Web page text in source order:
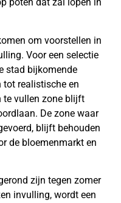
poten dat zal lopen in
om voorstellen in
Voor een selectie
stad bijkomende
tot realistische en
te vullen zone blijft
De zone waar
blijft behouden
de bloemenmarkt en
zijn tegen zomer
invulling, wordt een